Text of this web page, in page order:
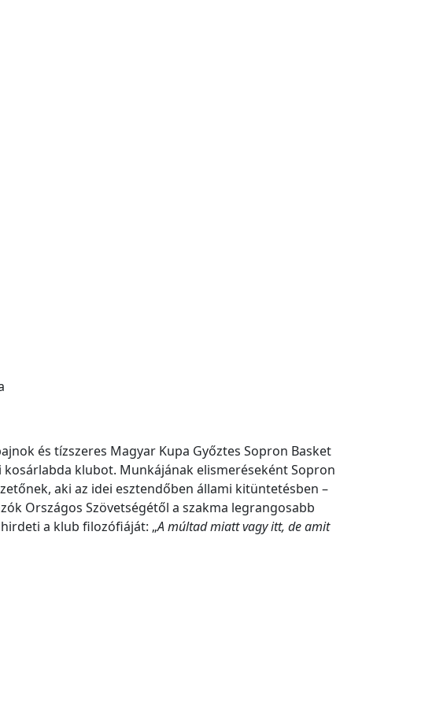
és tízszeres Magyar Kupa Győztes Sopron Basket
klubot. Munkájának elismeréseként Sopron
aki az idei esztendőben állami kitüntetésben –
Országos Szövetségétől a szakma legrangosabb
a klub filozófiáját: „A múltad miatt vagy itt, de amit